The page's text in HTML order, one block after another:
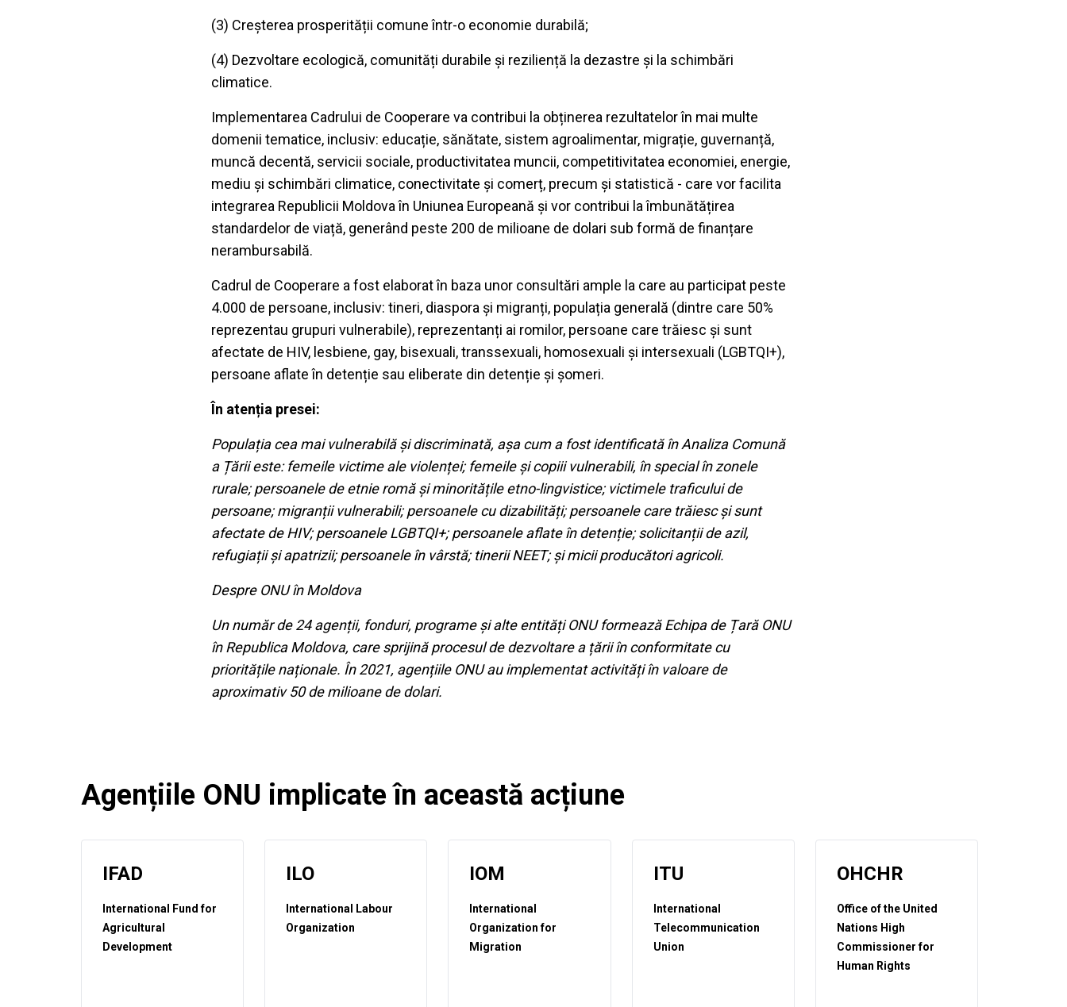
(3) Creșterea prosperității comune într-o economie durabilă;
(4) Dezvoltare ecologică, comunități durabile și reziliență la dezastre și la schimbări
climatice.
Implementarea Cadrului de Cooperare va contribui la obținerea rezultatelor în mai multe
domenii tematice, inclusiv: educație, sănătate, sistem agroalimentar, migrație, guvernanță,
muncă decentă, servicii sociale, productivitatea muncii, competitivitatea economiei, energie,
mediu și schimbări climatice, conectivitate și comerț, precum și statistică - care vor facilita
integrarea Republicii Moldova în Uniunea Europeană și vor contribui la îmbunătățirea
standardelor de viață, generând peste 200 de milioane de dolari sub formă de finanțare
nerambursabilă.
Cadrul de Cooperare a fost elaborat în baza unor consultări ample la care au participat peste
4.000 de persoane, inclusiv: tineri, diaspora și migranți, populația generală (dintre care 50%
reprezentau grupuri vulnerabile), reprezentanți ai romilor, persoane care trăiesc și sunt
afectate de HIV, lesbiene, gay, bisexuali, transsexuali, homosexuali și intersexuali (LGBTQI+),
persoane aflate în detenție sau eliberate din detenție și șomeri.
În atenția presei:
Populația cea mai vulnerabilă și discriminată, așa cum a fost identificată în Analiza Comună
a Țării este:femeile victime ale violenței; femeile și copiii vulnerabili, în special în zonele
rurale; persoanele de etnie romă și minoritățile etno-lingvistice; victimele traficului de
persoane; migranții vulnerabili; persoanele cu dizabilități; persoanele care trăiesc și sunt
afectate de HIV; persoanele LGBTQI+; persoanele aflate în detenție; solicitanții de azil,
refugiații și apatrizii; persoanele în vârstă; tinerii NEET; și micii producători agricoli.
Despre ONU în Moldova
Un număr de 24 agenții, fonduri, programe și alte entități ONU formează Echipa de Țară ONU
în Republica Moldova, care sprijină procesul de dezvoltare a țării în conformitate cu
prioritățile naționale. În 2021, agențiile ONU au implementat activități în valoare de
aproximativ 50 de milioane de dolari.
Agențiile ONU implicate în această acțiune
IFAD
International Fund for
Agricultural
Development
ILO
International Labour
Organization
IOM
International
Organization for
Migration
ITU
International
Telecommunication
Union
OHCHR
Office of the United
Nations High
Commissioner for
Human Rights